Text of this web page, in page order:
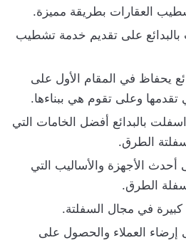
العقارات بطريقة مميزة.
على تقديم خدمة تشطيب
يحفاظ في المقام الأول على
تقدمها وعلى تقوم هي ببناءها.
بالبدائع أفضل الخامات التي
الطرق.
أحدث الأجهزة والأساليب التي
الطرق.
كبيرة في مجال السفلتة.
إرضاء العملاء والحصول على